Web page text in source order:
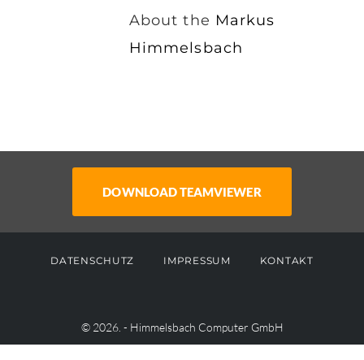
About the Markus
Himmelsbach
DATENSCHUTZ IMPRESSUM KONTAKT
© 2026. - Himmelsbach Computer GmbH